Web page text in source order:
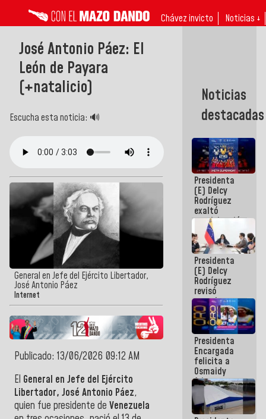
Chávez invicto Noticias ↓
José Antonio Páez: El
León de Payara
(+natalicio)
Escucha esta noticia: 🔊
General en Jefe del Ejército Libertador,
José Antonio Páez
Internet
Publicado: 13/06/2026 09:12 AM
El General en Jefe del Ejército
Libertador, José Antonio Páez,
quien fue presidente de Venezuela
Noticias
destacadas
Presidenta
(E) Delcy
Rodríguez
exaltó
participación
de
Venezuela
en Juegos
Centroamericanos
y del Caribe
2026
Presidenta
(E) Delcy
Rodríguez
revisó
agenda
económica y
ejecución de
fondos de
emergencia
post-sismos
Presidenta
Encargada
felicita a
Osmaidy
Arias y
Giraly
Marcano por
hacer